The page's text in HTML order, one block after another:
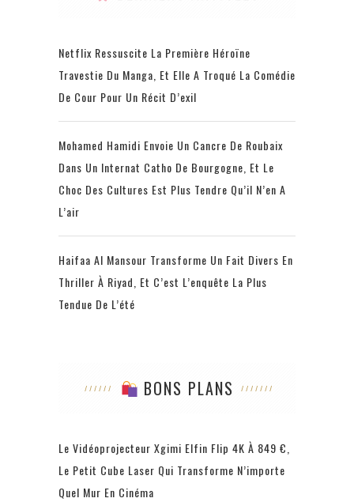
Netflix Ressuscite La Première Héroïne
Travestie Du Manga, Et Elle A Troqué La Comédie
De Cour Pour Un Récit D’exil
Mohamed Hamidi Envoie Un Cancre De Roubaix
Dans Un Internat Catho De Bourgogne, Et Le
Choc Des Cultures Est Plus Tendre Qu’il N’en A
L’air
Haifaa Al Mansour Transforme Un Fait Divers En
Thriller À Riyad, Et C’est L’enquête La Plus
Tendue De L’été
BONS PLANS
Le Vidéoprojecteur Xgimi Elfin Flip 4K À 849 €,
Le Petit Cube Laser Qui Transforme N’importe
Quel Mur En Cinéma